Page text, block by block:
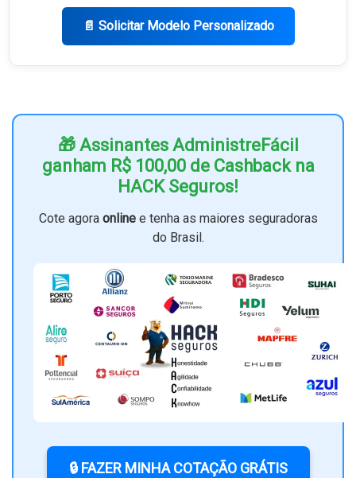
📄 Solicitar Modelo Personalizado
🎁 Assinantes AdministreFácil
ganham R$ 100,00 de Cashback na
HACK Seguros!
Cote agora onlinee tenha as maiores seguradoras
do Brasil.
🔒 FAZER MINHA COTAÇÃO GRÁTIS